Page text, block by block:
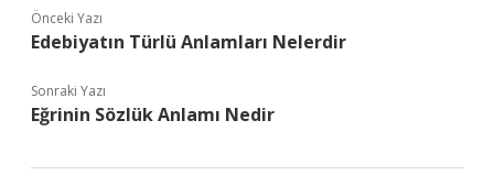
Önceki Yazı
Edebiyatın Türlü Anlamları Nelerdir
Sonraki Yazı
Eğrinin Sözlük Anlamı Nedir